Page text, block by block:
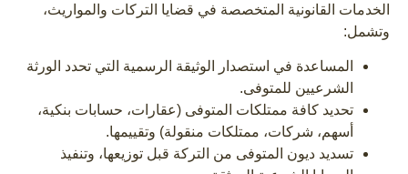
الخدمات القانونية المتخصصة في قضايا التركات والمواريث،
وتشمل:
المساعدة في استصدار الوثيقة الرسمية التي تحدد الورثة
الشرعيين للمتوفى.
تحديد كافة ممتلكات المتوفى (عقارات، حسابات بنكية،
أسهم، شركات، ممتلكات منقولة) وتقييمها.
تسديد ديون المتوفى من التركة قبل توزيعها، وتنفيذ